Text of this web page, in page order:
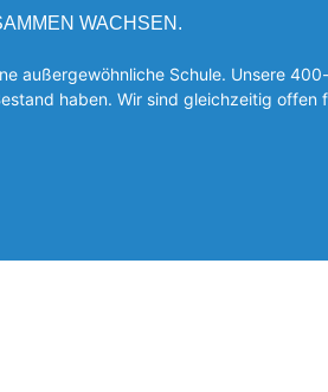
WACHSEN.
außergewöhnliche Schule. Unsere
haben. Wir sind gleichzeitig